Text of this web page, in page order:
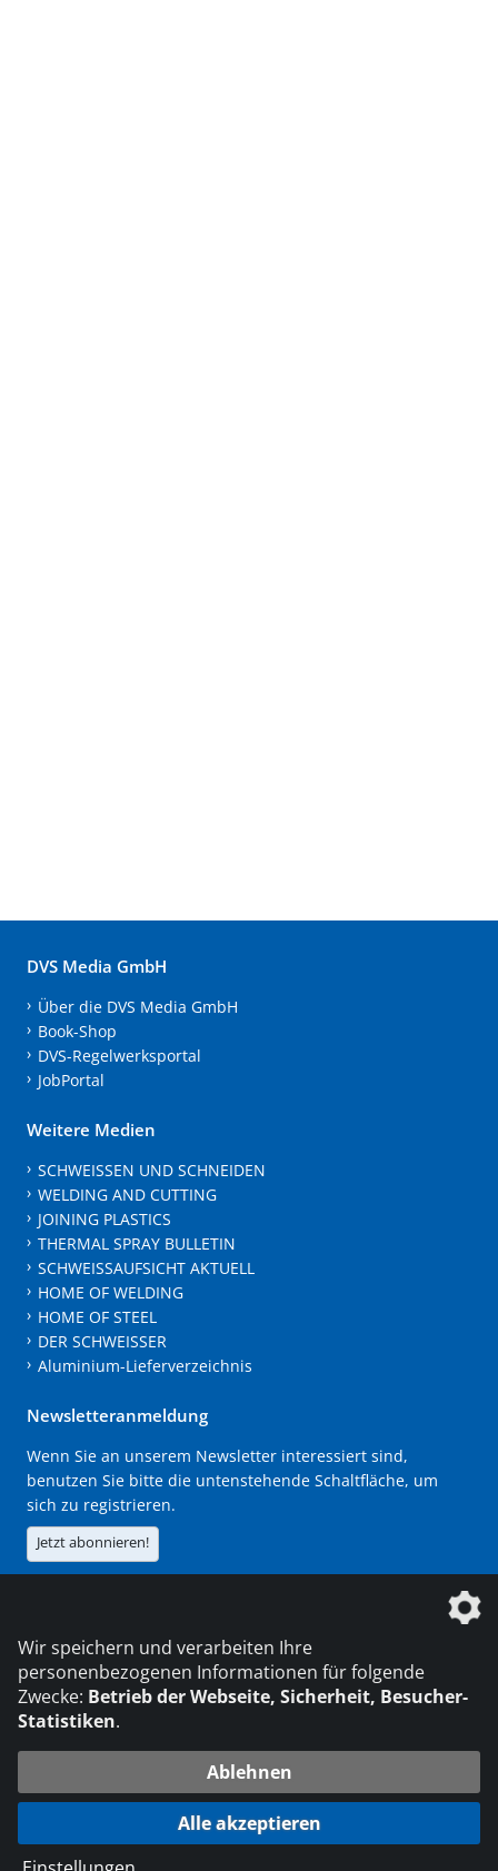
DVS Media GmbH
Über die DVS Media GmbH
Book-Shop
DVS-Regelwerksportal
JobPortal
Weitere Medien
SCHWEISSEN UND SCHNEIDEN
WELDING AND CUTTING
JOINING PLASTICS
THERMAL SPRAY BULLETIN
SCHWEISSAUFSICHT AKTUELL
HOME OF WELDING
HOME OF STEEL
DER SCHWEISSER
Aluminium-Lieferverzeichnis
Newsletteranmeldung
Wenn Sie an unserem Newsletter interessiert sind,
benutzen Sie bitte die untenstehende Schaltfläche, um
sich zu registrieren.
Jetzt abonnieren!
Die DVS Media GmbH ist ein Unternehmen der
© 2026 DVS Media GmbH
Datenschutzeinstellungen
Wir speichern und verarbeiten Ihre
personenbezogenen Informationen für folgende
Zwecke: Betrieb der Webseite, Sicherheit, Besucher-
Statistiken.
Ablehnen
Alle akzeptieren